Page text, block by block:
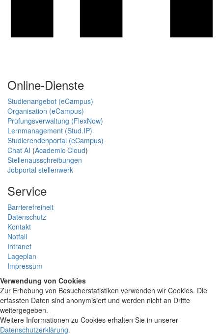
Online-Dienste
Studienangebot (eCampus)
Organisation (eCampus)
Prüfungsverwaltung (FlexNow)
Lernmanagement (Stud.IP)
Studierendenportal (eCampus)
Chat AI (Academic Cloud)
Stellenausschreibungen
Jobportal stellenwerk
Service
Barrierefreiheit
Datenschutz
Kontakt
Notfall
Intranet
Lageplan
Impressum
Verwendung von Cookies
Zur Erhebung von Besucherstatistiken verwenden wir Cookies. Die
erfassten Daten sind anonymisiert und werden nicht an Dritte
weitergegeben.
Weitere Informationen zu Cookies erhalten Sie in unserer
Datenschutzerklärung.